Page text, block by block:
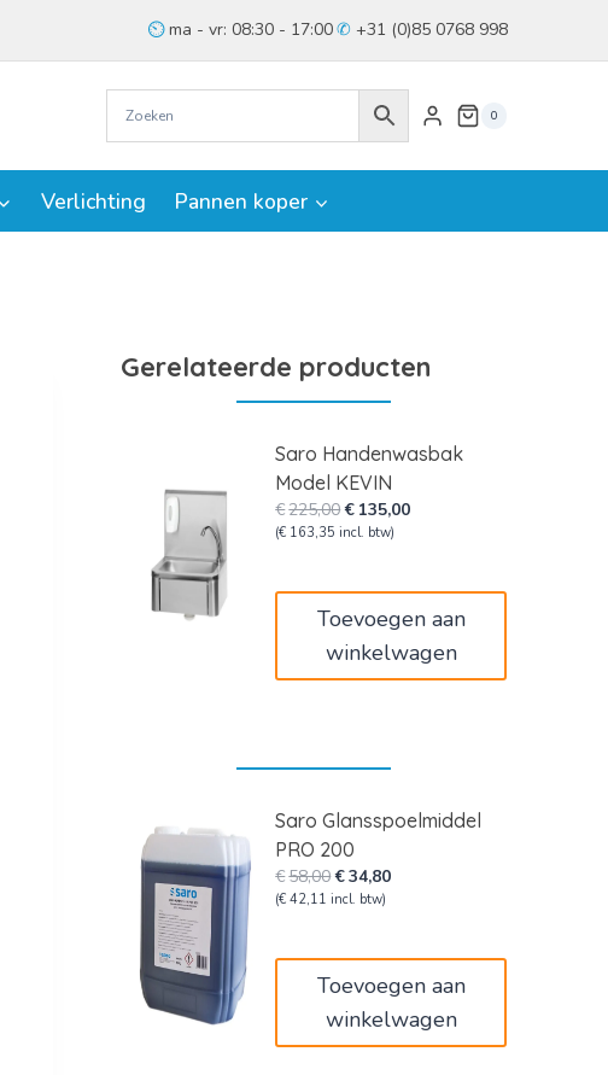
ma - vr: 08:30 - 17:00 +31 (0)85 0768 998
0
Verlichting Pannen koper
Gerelateerde producten
Saro Handenwasbak
Model KEVIN
€225,00Oorspronkelijke
prijs
€ 135,00Huidige
(€ 163,35 incl. btw)
Toevoegen aan
winkelwagen
Saro Glansspoelmiddel
PRO 200
€58,00Oorspronkelijke
prijs
€34,80Huidige
(€ 42,11 incl. btw)
Toevoegen aan
winkelwagen